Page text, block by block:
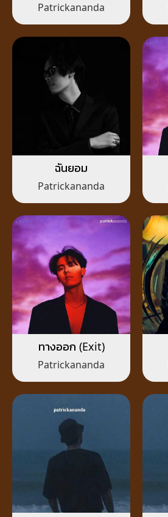
Patrickananda
ฉันยอม
Patrickananda
ทางออก (Exit)
Patrickananda